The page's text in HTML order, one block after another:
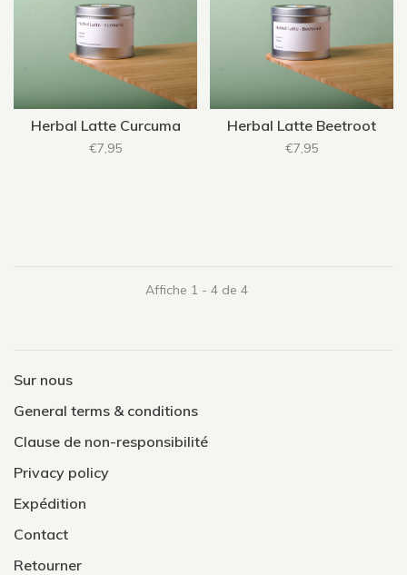
Herbal Latte Curcuma
€7,95
Herbal Latte Beetroot
€7,95
Affiche 1 - 4 de 4
Sur nous
General terms & conditions
Clause de non-responsibilité
Privacy policy
Expédition
Contact
Retourner